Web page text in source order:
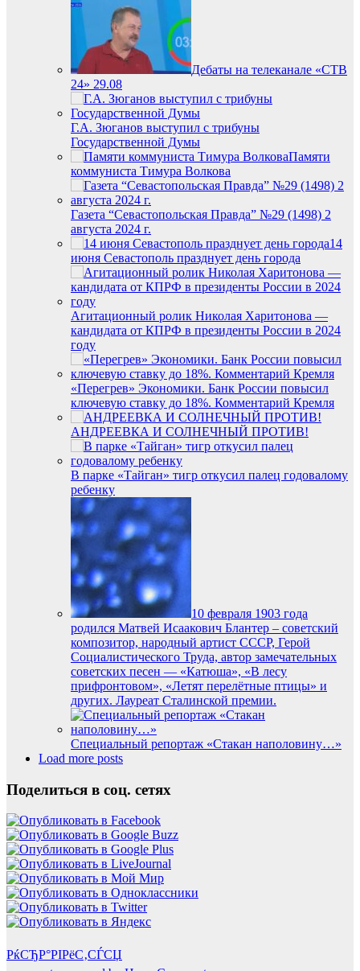
Дебаты на телеканале «СТВ
24» 29.08
Г.А. Зюганов выступил с трибуны
Государственной Думы
Памяти
коммуниста Тимура Волкова
Газета “Севастопольская Правда” №29 (1498) 2
августа 2024 г.
14
июня Севастополь празднует день города
Агитационный ролик Николая Харитонова —
кандидата от КПРФ в президенты России в 2024
году
«Перегрев» Экономики. Банк России повысил
ключевую ставку до 18%. Комментарий Кремля
АНДРЕЕВКА И СОЛНЕЧНЫЙ ПРОТИВ!
В парке «Тайган» тигр откусил палец годовалому
ребенку
10 февраля 1903 года
родился Матвей Исаакович Блантер – советский
композитор, народный артист СССР, Герой
Социалистического Труда, автор замечательных
советских песен — «Катюша», «В лесу
прифронтовом», «Летят перелётные птицы» и
других. Лауреат Сталинской премии.
Специальный репортаж «Стакан наполовину…»
Load more posts
Поделиться в соц. сетях
РќСЂР°РІРёС‚СЃСЏ